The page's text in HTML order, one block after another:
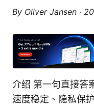
By Oliver Jansen ·
介绍 第一句直接答
速度稳定、隐私保